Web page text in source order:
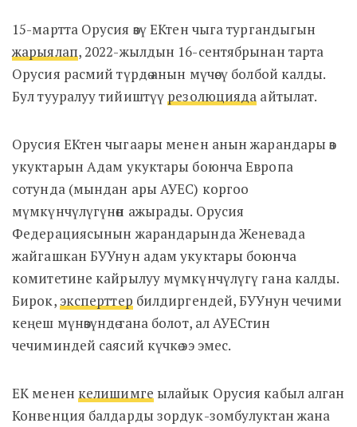
15-мартта Орусия өзү ЕКтен чыга тургандыгын
жарыялап, 2022-жылдын 16-сентябрынан тарта
Орусия расмий түрдө анын мүчөсү болбой калды.
Бул тууралуу тийиштүү резолюцияда айтылат.
Орусия ЕКтен чыгаары менен анын жарандары өз
укуктарын Адам укуктары боюнча Европа
сотунда (мындан ары АУЕС) коргоо
мүмкүнчүлүгүнөн ажырады. Орусия
Федерациясынын жарандарында Женевада
жайгашкан БУУнун адам укуктары боюнча
комитетине кайрылуу мүмкүнчүлүгү гана калды.
Бирок, эксперттер билдиргендей, БУУнун чечими
кеңеш мүнөзүндө гана болот, ал АУЕСтин
чечиминдей саясий күчкө ээ эмес.
ЕК менен келишимге ылайык Орусия кабыл алган
Конвенция балдарды зордук-зомбулуктан жана